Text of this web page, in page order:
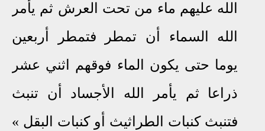
الله عليهم ماء من تحت العرش ثم يأمر
الله السماء أن تمطر فتمطر أربعين
يوما حتى يكون الماء فوقهم اثني عشر
ذراعا ثم يأمر الله الأجساد أن تنبث
فتنبث كنبات الطراثيث أو كنبات البقل »